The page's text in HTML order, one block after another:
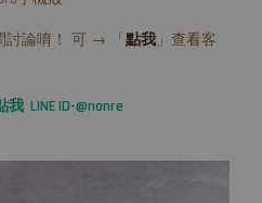
討論唷！ 可 → 「 點我」查看客
我 LINE ID-@nonre